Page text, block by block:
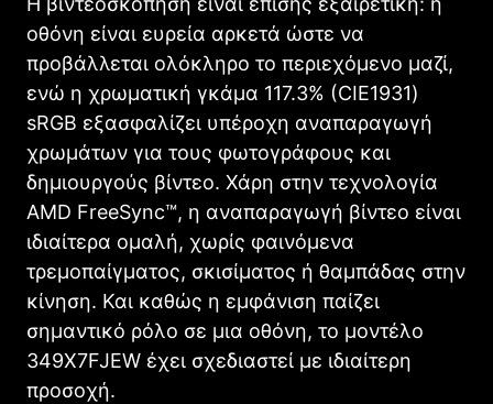
οθόνη είναι ευρεία αρκετά ώστε να
προβάλλεται ολόκληρο το περιεχόμενο μαζί,
ενώ η χρωματική γκάμα 117.3% (CIE1931)
sRGB εξασφαλίζει υπέροχη αναπαραγωγή
χρωμάτων για τους φωτογράφους και
δημιουργούς βίντεο. Χάρη στην τεχνολογία
AMD FreeSync™, η αναπαραγωγή βίντεο είναι
ιδιαίτερα ομαλή, χωρίς φαινόμενα
τρεμοπαίγματος, σκισίματος ή θαμπάδας στην
κίνηση. Και καθώς η εμφάνιση παίζει
σημαντικό ρόλο σε μια οθόνη, το μοντέλο
349X7FJEW έχει σχεδιαστεί με ιδιαίτερη
προσοχή.